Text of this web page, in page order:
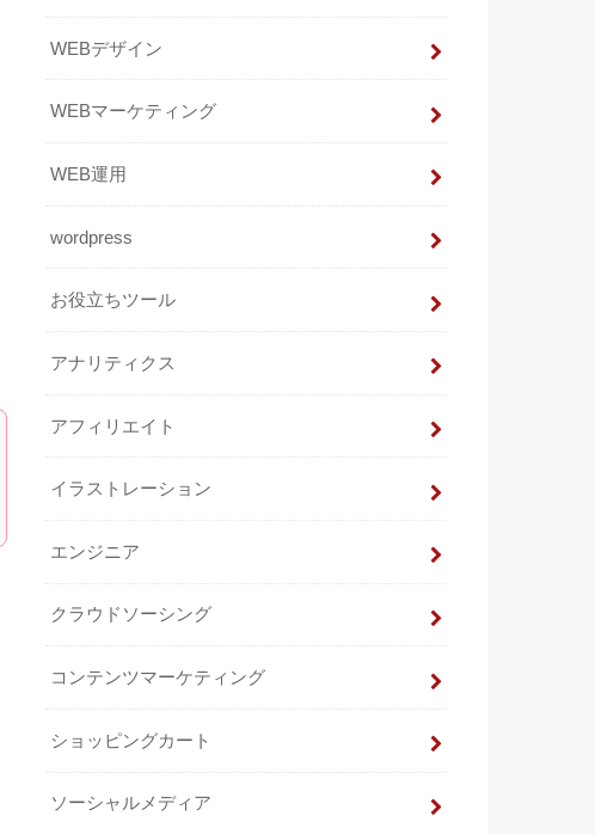
WEBデザイン
WEBマーケティング
WEB運用
wordpress
お役立ちツール
アナリティクス
アフィリエイト
イラストレーション
エンジニア
クラウドソーシング
コンテンツマーケティング
ショッピングカート
ソーシャルメディア